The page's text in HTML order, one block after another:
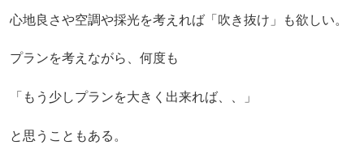
心地良さや空調や採光を考えれば「吹き抜け」も欲しい。
プランを考えながら、何度も
「もう少しプランを大きく出来れば、、」
と思うこともある。